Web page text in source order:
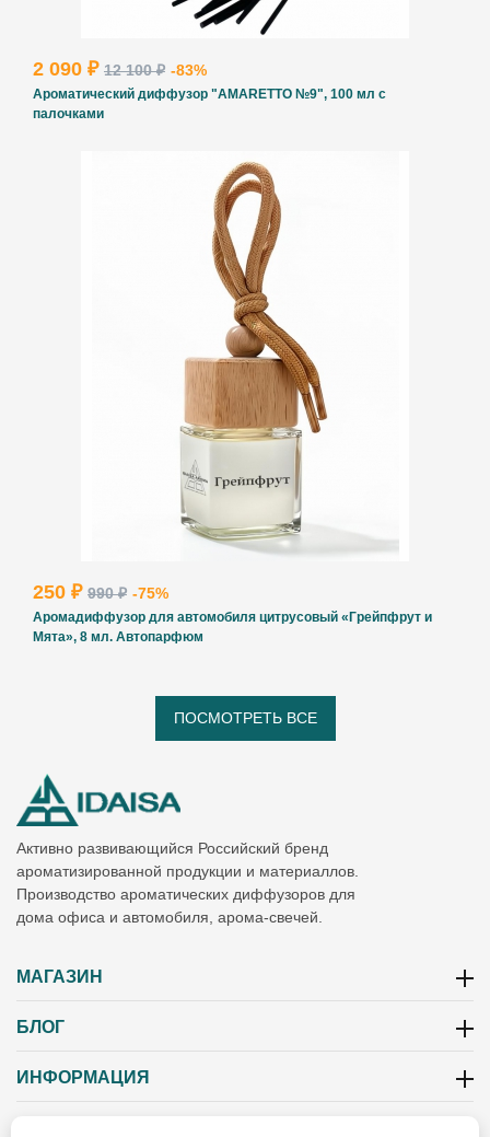
2 090 ₽ 12 100 ₽ -83%
Ароматический диффузор "AMARETTO №9", 100 мл с
палочками
250 ₽ 990 ₽ -75%
Аромадиффузор для автомобиля цитрусовый «Грейпфрут и
Мята», 8 мл. Автопарфюм
ПОСМОТРЕТЬ ВСЕ
Активно развивающийся Российский бренд
ароматизированной продукции и материаллов.
Производство ароматических диффузоров для
дома офиса и автомобиля, арома-свечей.
МАГАЗИН
БЛОГ
ИНФОРМАЦИЯ